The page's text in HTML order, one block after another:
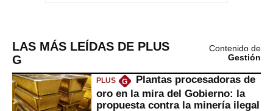
LAS MÁS LEÍDAS DE PLUS
G
Contenido de
Gestión
PLUS G
Plantas procesadoras de
oro en la mira del Gobierno: la
propuesta contra la minería ilegal